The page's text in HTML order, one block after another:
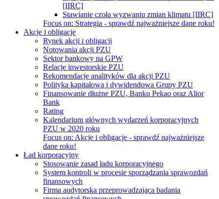
[IIRC]
Stawianie czoła wyzwaniu zmian klimatu [IIRC]
Focus on: Strategia - sprawdź najważniejsze dane roku!
Akcje i obligacje
Rynek akcji i obligacji
Notowania akcji PZU
Sektor bankowy na GPW
Relacje inwestorskie PZU
Rekomendacje analityków dla akcji PZU
Polityka kapitałowa i dywidendowa Grupy PZU
Finansowanie dłużne PZU, Banku Pekao oraz Alior
Bank
Rating
Kalendarium głównych wydarzeń korporacyjnych
PZU w 2020 roku
Focus on: Akcje i obligacje - sprawdź najważniejsze
dane roku!
Ład korporacyjny
Stosowanie zasad ładu korporacyjnego
System kontroli w procesie sporządzania sprawozdań
finansowych
Firma audytorska przeprowadzająca badania